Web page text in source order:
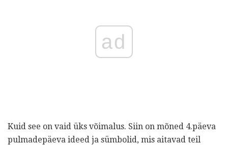
ad
Kuid see on vaid üks võimalus. Siin on mõned 4.päeva
pulmadepäeva ideed ja sümbolid, mis aitavad teil